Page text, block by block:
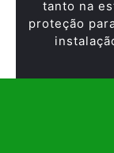
tanto na
proteção